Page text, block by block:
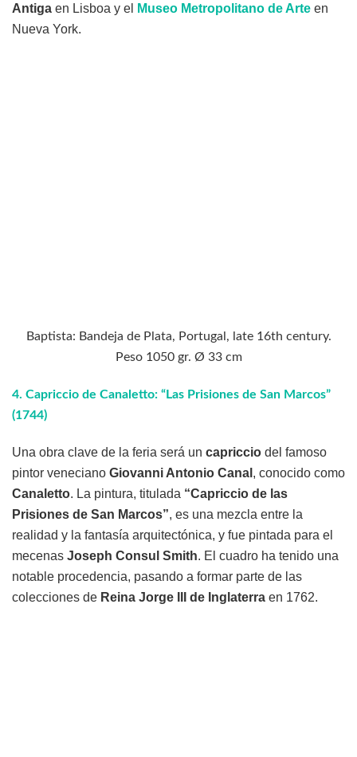
Antiga en Lisboa y el Museo Metropolitano de Arte en
Nueva York.
Baptista: Bandeja de Plata, Portugal, late 16th century.
Peso 1050 gr. Ø 33 cm
4. Capriccio de Canaletto: “Las Prisiones de San Marcos”
(1744)
Una obra clave de la feria será un capriccio del famoso
pintor veneciano Giovanni Antonio Canal , conocido como
Canaletto. La pintura, titulada “Capriccio de las
Prisiones de San Marcos”, es una mezcla entre la
realidad y la fantasía arquitectónica, y fue pintada para el
mecenas Joseph Consul Smith. El cuadro ha tenido una
notable procedencia, pasando a formar parte de las
colecciones de Reina Jorge III de Inglaterra en 1762.